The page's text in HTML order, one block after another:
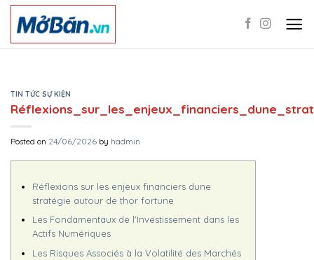
Skip
content
TIN TỨC SỰ KIỆN
Posted on 24/06/2026 by hadmin
Réflexions sur les enjeux financiers dune
stratégie autour de thor fortune
Les Fondamentaux de l'Investissement dans les
Actifs Numériques
Les Risques Associés à la Volatilité des Marchés